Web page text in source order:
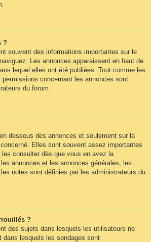
?
souvent des informations importantes sur le
Les annonces apparaissent en haut de
lequel elles ont été publiées. Tout comme les
concernant les annonces sont
du forum.
dessous des annonces et seulement sur la
Elles sont souvent assez importantes
consulter dès que vous en avez la
annonces et les annonces générales, les
notes sont définies par les administrateurs du
?
des sujets dans lesquels les utilisateurs ne
dans lesquels les sondages sont